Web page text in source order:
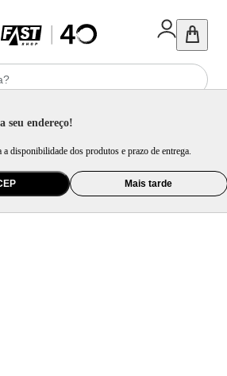
seu endereço!
disponibilidade dos produtos e prazo de entrega.
Mais tarde